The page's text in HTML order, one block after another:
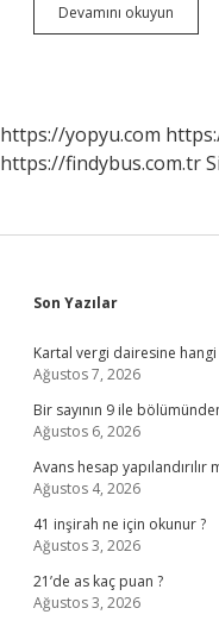
Devamını okuyun
Birim
https://yopyu.com
https://findybus.com.tr
Sidebar
Son Yazılar
Kartal vergi dairesine
Ağustos 7, 2026
Bir sayının 9 ile
Ağustos 6, 2026
Avans hesap yapılandırılır
Ağustos 4, 2026
41 inşirah ne için okunur ?
Ağustos 3, 2026
21’de as kaç puan ?
Ağustos 3, 2026